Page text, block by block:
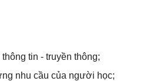
tin - truyền thông;
nhu cầu của người học;